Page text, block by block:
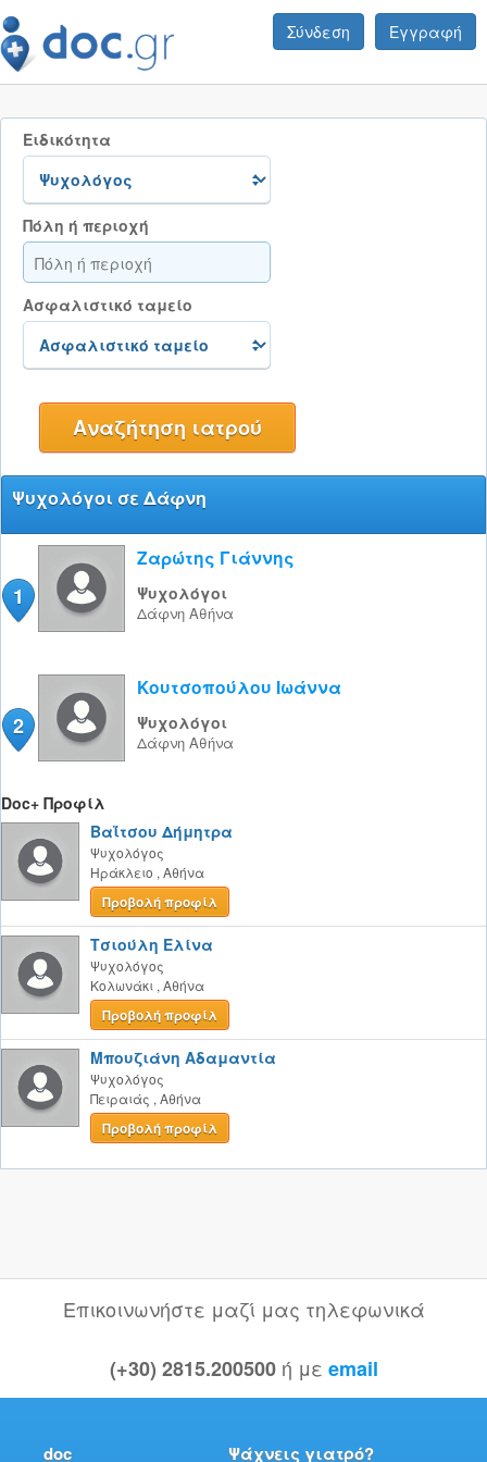
Σύνδεση Εγγραφή
Ειδικότητα
Πόλη ή περιοχή
Ασφαλιστικό ταμείο
Ψυχολόγοι σε Δάφνη
1
Ζαρώτης Γιάννης
Ψυχολόγοι
Δάφνη Αθήνα
2
Κουτσοπούλου Ιωάννα
Ψυχολόγοι
Δάφνη Αθήνα
Doc+ Προφίλ
Βαΐτσου Δήμητρα
Ψυχολόγος
Ηράκλειο , Αθήνα
Προβολή προφίλ
Τσιούλη Ελίνα
Ψυχολόγος
Κολωνάκι , Αθήνα
Προβολή προφίλ
Μπουζιάνη Αδαμαντία
Ψυχολόγος
Πειραιάς , Αθήνα
Προβολή προφίλ
Επικοινωνήστε μαζί μας τηλεφωνικά
(+30) 2815.200500 ή με email
doc Ψάχνεις γιατρό?